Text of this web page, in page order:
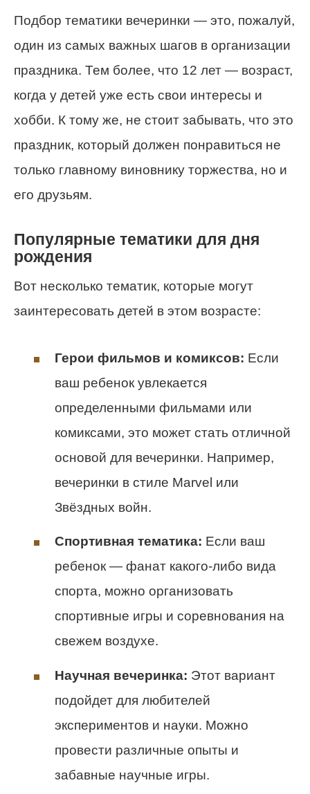
Подбор тематики вечеринки — это, пожалуй,
один из самых важных шагов в организации
праздника. Тем более, что 12 лет — возраст,
когда у детей уже есть свои интересы и
хобби. К тому же, не стоит забывать, что это
праздник, который должен понравиться не
только главному виновнику торжества, но и
его друзьям.
Популярные тематики для дня
рождения
Вот несколько тематик, которые могут
заинтересовать детей в этом возрасте:
Герои фильмов и комиксов: Если
ваш ребенок увлекается
определенными фильмами или
комиксами, это может стать отличной
основой для вечеринки. Например,
вечеринки в стиле Marvel или
Звёздных войн.
Спортивная тематика: Если ваш
ребенок — фанат какого-либо вида
спорта, можно организовать
спортивные игры и соревнования на
свежем воздухе.
Научная вечеринка: Этот вариант
подойдет для любителей
экспериментов и науки. Можно
провести различные опыты и
забавные научные игры.